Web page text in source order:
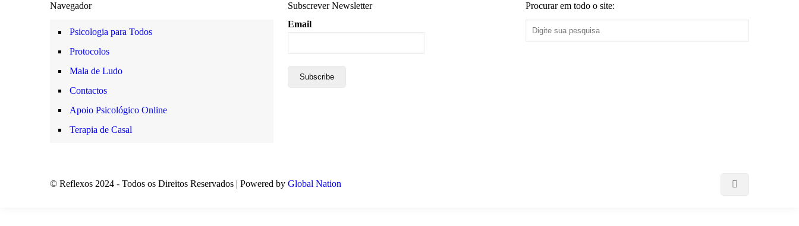
Navegador
Psicologia para Todos
Protocolos
Mala de Ludo
Contactos
Apoio Psicológico Online
Terapia de Casal
Subscrever Newsletter
Email
Procurar em todo o site:
© Reflexos 2024 - Todos os Direitos Reservados | Powered by Global Nation